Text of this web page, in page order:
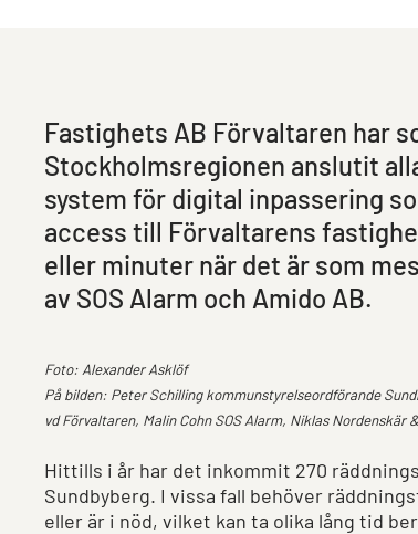
Fastighets AB Förvaltaren har
Stockholmsregionen anslutit
system för digital inpassering
access till Förvaltarens
eller minuter när det är som
av SOS Alarm och Amido AB.
Foto: Alexander Asklöf
På bilden: Peter Schilling kommunstyrelseordförande
vd Förvaltaren, Malin Cohn SOS Alarm, Niklas Nordenskär
Hittills i år har det inkommit 270
Sundbyberg. I vissa fall behöver
eller är i nöd, vilket kan ta olika lång tid